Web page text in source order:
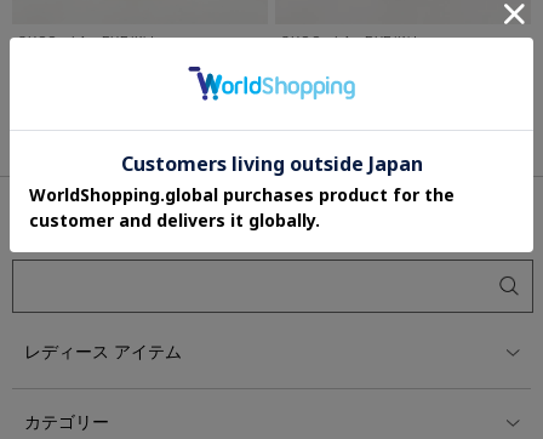
SHOO・LA・RUE/Kids
さらに30%OFF
SHOO・LA・RUE/Kids
クセット
¥3,989
さらに30%OFF
ITEM SEARCH
レディース アイテム
カテゴリー